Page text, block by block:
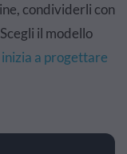
condividerli con
il modello
inizia a progettare